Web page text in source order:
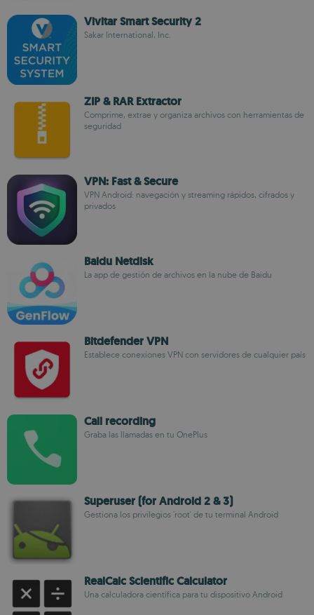
Vivitar Smart Security 2
Sakar International, Inc.
ZIP & RAR Extractor
Comprime, extrae y organiza archivos con herramientas de
seguridad
VPN: Fast & Secure
VPN Android: navegación y streaming rápidos, cifrados y
privados
Baidu Netdisk
La app de gestión de archivos en la nube de Baidu
Bitdefender VPN
Establece conexiones VPN con servidores de cualquier país
Call recording
Graba las llamadas en tu OnePlus
Superuser (for Android 2 & 3)
Gestiona los privilegios 'root' de tu terminal Android
RealCalc Scientific Calculator
Una calculadora científica para tu dispositivo Android